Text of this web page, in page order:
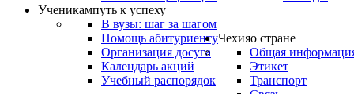
Ученикампуть к успеху
В вузы: шаг за шагом
Помощь абитуриенту
Организация досуга
Календарь акций
Учебный распорядок
Чехияо стране
Общая
Этикет
Транспорт